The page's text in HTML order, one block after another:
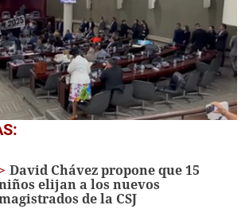
David Chávez propone que 15
elijan a los nuevos
de la CSJ